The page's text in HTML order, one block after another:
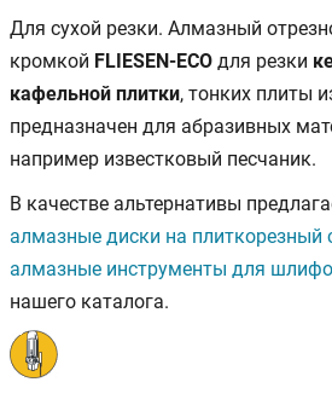
Для сухой резки. Алмазный
кромкой FLIESEN-ECO для резки
кафельной плитки, тонких плиты
предназначен для абразивных
например известковый песчаник.
В качестве альтернативы
алмазные диски на плиткорезный
алмазные инструменты для
нашего каталога.